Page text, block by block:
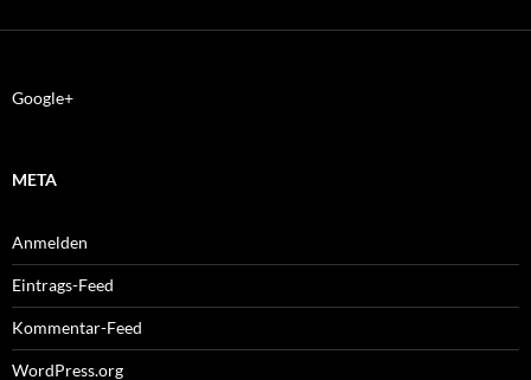
Google+
META
Anmelden
Eintrags-Feed
Kommentar-Feed
WordPress.org